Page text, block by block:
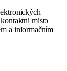
místo
a informačním